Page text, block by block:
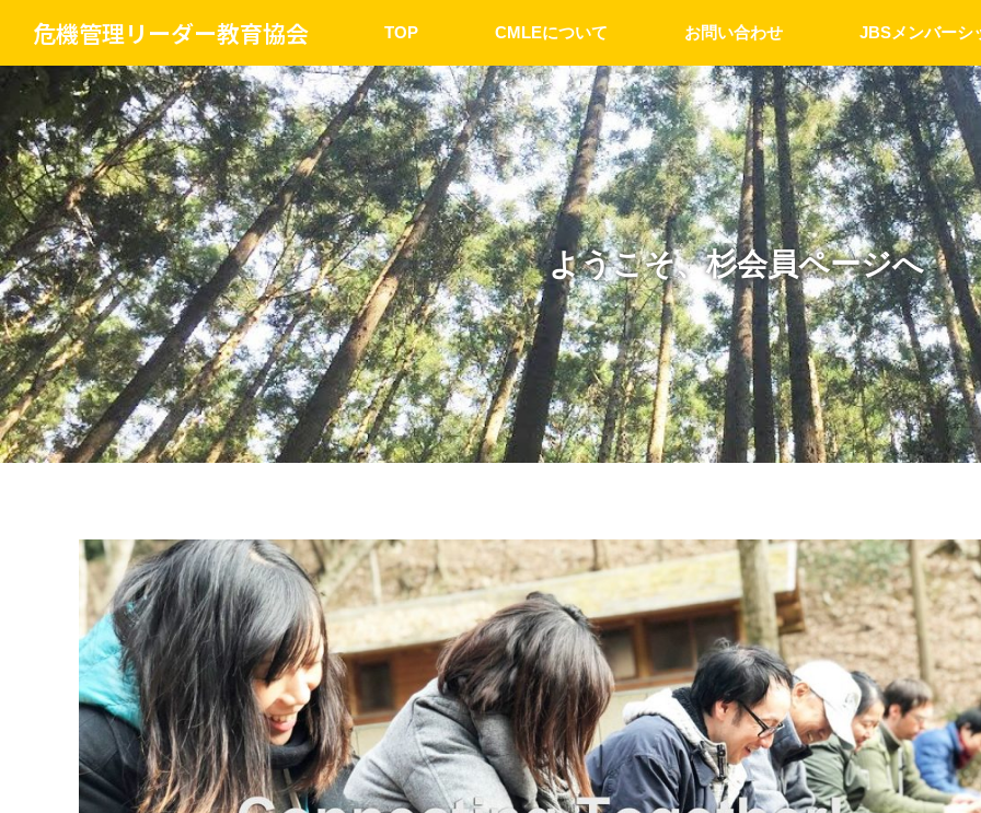
危機管理リーダー教育協会 TOP CMLEについて お問い合わせ JBSメンバーシ
ようこそ、杉会員ページへ